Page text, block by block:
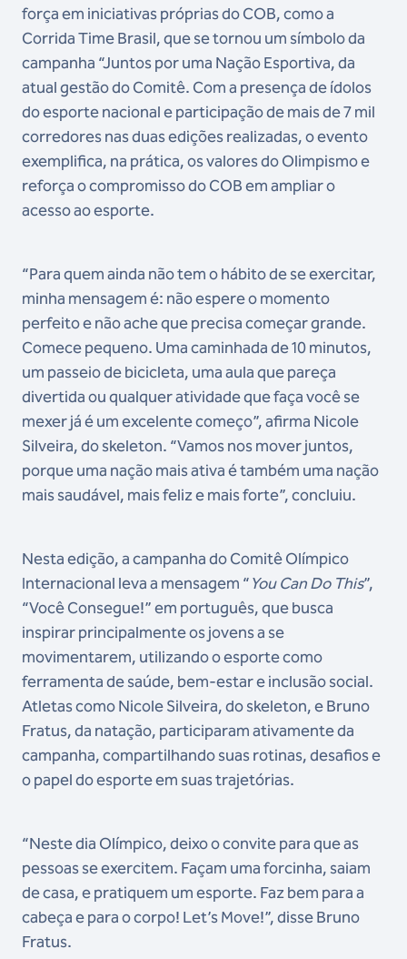
força em iniciativas próprias do COB, como a
Corrida Time Brasil, que se tornou um símbolo da
campanha “Juntos por uma Nação Esportiva, da
atual gestão do Comitê. Com a presença de ídolos
do esporte nacional e participação de mais de 7 mil
corredores nas duas edições realizadas, o evento
exemplifica, na prática, os valores do Olimpismo e
reforça o compromisso do COB em ampliar o
acesso ao esporte.
“Para quem ainda não tem o hábito de se exercitar,
minha mensagem é: não espere o momento
perfeito e não ache que precisa começar grande.
Comece pequeno. Uma caminhada de 10 minutos,
um passeio de bicicleta, uma aula que pareça
divertida ou qualquer atividade que faça você se
mexer já é um excelente começo”, afirma Nicole
Silveira, do skeleton. “Vamos nos mover juntos,
porque uma nação mais ativa é também uma nação
mais saudável, mais feliz e mais forte”, concluiu.
Nesta edição, a campanha do Comitê Olímpico
Internacional leva a mensagem “You Can Do This”,
“Você Consegue!” em português, que busca
inspirar principalmente os jovens a se
movimentarem, utilizando o esporte como
ferramenta de saúde, bem-estar e inclusão social.
Atletas como Nicole Silveira, do skeleton, e Bruno
Fratus, da natação, participaram ativamente da
campanha, compartilhando suas rotinas, desafios e
o papel do esporte em suas trajetórias.
“Neste dia Olímpico, deixo o convite para que as
pessoas se exercitem. Façam uma forcinha, saiam
de casa, e pratiquem um esporte. Faz bem para a
cabeça e para o corpo! Let’s Move!”, disse Bruno
Fratus.